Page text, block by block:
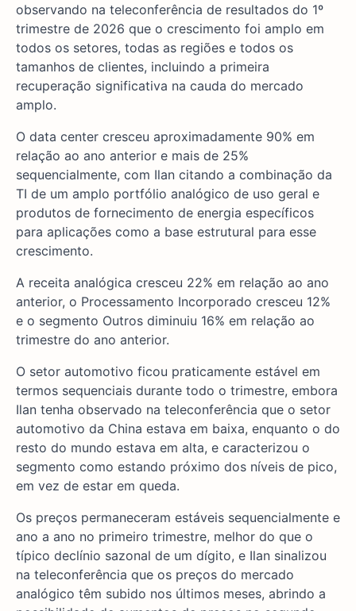
observando na teleconferência de resultados do 1º
trimestre de 2026 que o crescimento foi amplo em
todos os setores, todas as regiões e todos os
tamanhos de clientes, incluindo a primeira
recuperação significativa na cauda do mercado
amplo.
O data center cresceu aproximadamente 90% em
relação ao ano anterior e mais de 25%
sequencialmente, com Ilan citando a combinação da
TI de um amplo portfólio analógico de uso geral e
produtos de fornecimento de energia específicos
para aplicações como a base estrutural para esse
crescimento.
A receita analógica cresceu 22% em relação ao ano
anterior, o Processamento Incorporado cresceu 12%
e o segmento Outros diminuiu 16% em relação ao
trimestre do ano anterior.
O setor automotivo ficou praticamente estável em
termos sequenciais durante todo o trimestre, embora
Ilan tenha observado na teleconferência que o setor
automotivo da China estava em baixa, enquanto o do
resto do mundo estava em alta, e caracterizou o
segmento como estando próximo dos níveis de pico,
em vez de estar em queda.
Os preços permaneceram estáveis sequencialmente e
ano a ano no primeiro trimestre, melhor do que o
típico declínio sazonal de um dígito, e Ilan sinalizou
na teleconferência que os preços do mercado
analógico têm subido nos últimos meses, abrindo a